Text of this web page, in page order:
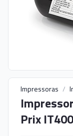
Impressoras /
Prix